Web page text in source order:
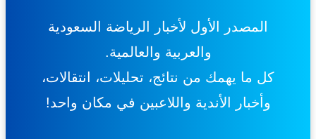
المصدر الأول لأخبار الرياضة السعودية
والعربية والعالمية.
كل ما يهمك من نتائج، تحليلات، انتقالات،
وأخبار الأندية واللاعبين في مكان واحد!